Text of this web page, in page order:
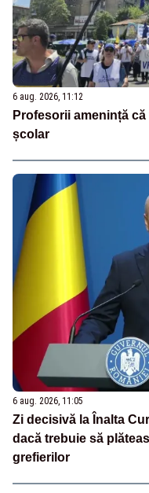
6 aug. 2026, 11:12
Profesorii amenință
școlar
6 aug. 2026, 11:05
Zi decisivă la Înalta
dacă trebuie să
grefierilor